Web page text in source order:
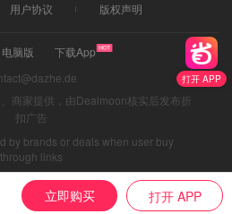
打开 APP
立即购买 打开 APP
用户协议 版权声明
电脑版
下载App
商家提供，由Dealmoon核实后发布折
扣广告
by brands or deals when user buy
through links